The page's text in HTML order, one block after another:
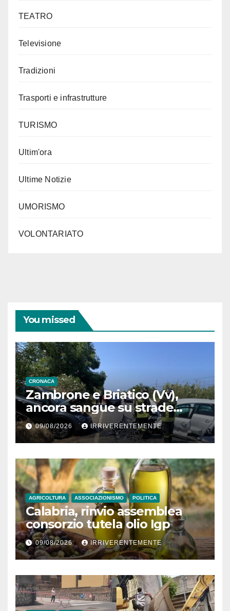
TEATRO
Televisione
Tradizioni
Trasporti e infrastrutture
TURISMO
Ultim'ora
Ultime Notizie
UMORISMO
VOLONTARIATO
You missed
CRONACA
Zambrone e Briatico (Vv),
ancora sangue su strade
calabresi: 2 incidenti lungo
stessa arteria con un morto e
2 feriti gravi nel giro di poche
ore. Coinvolte 10 persone in
totale
09/08/2026 IRRIVERENTEMENTE
AGRICOLTURA ASSOCIAZIONISMO POLITICA
Calabria, rinvio assemblea
consorzio tutela olio Igp
09/08/2026 IRRIVERENTEMENTE